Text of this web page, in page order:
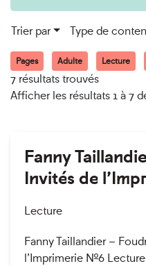
Trier par Type de
Pages Adulte Lecture
7 résultats trouvés
Afficher les résultats 1 à 7
Fanny
Invités de
Lecture
Fanny Taillandier –
l’Imprimerie n°6 Lecture